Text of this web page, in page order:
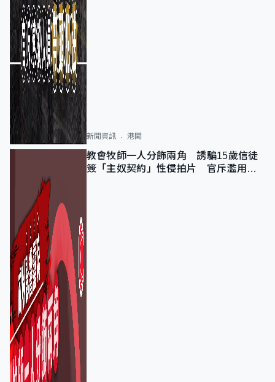
新聞資訊 港聞
教會牧師一人分飾兩角 誘騙15歲信徒
簽「主奴契約」性侵拍片 官斥濫用教